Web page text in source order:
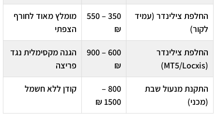
החלפת צילינדר (עמיד
לקור)
350 – 550
₪
מומלץ מאוד לחורף
הצפתי
החלפת צילינדר
(MT5/Locxis)
600 – 900
₪
הגנה מקסימלית נגד
פריצה
התקנת מנעול שבת
(מכני)
800 –
1500 ₪
קודן ללא חשמל